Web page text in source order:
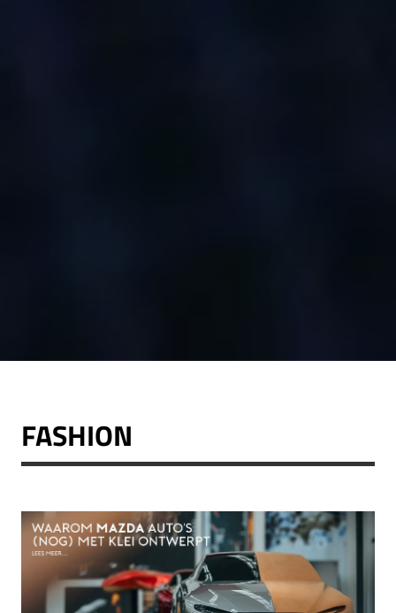
FASHION